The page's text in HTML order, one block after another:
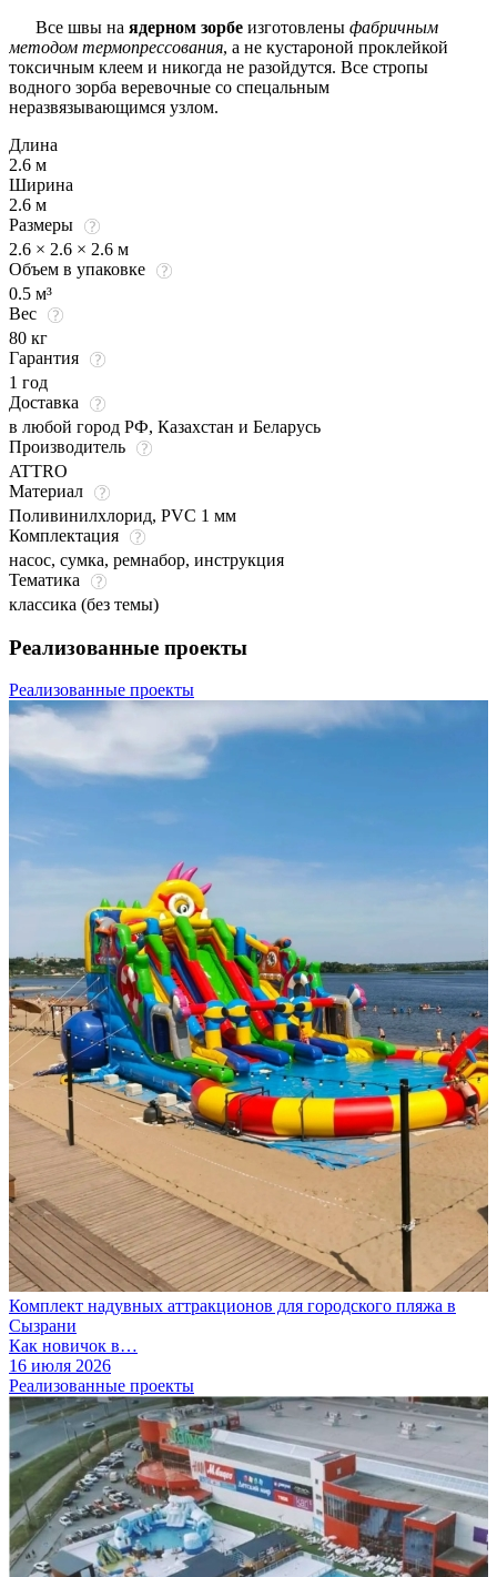
Все швы на ядерном зорбе изготовлены фабричным
методом термопрессования, а не кустароной проклейкой
токсичным клеем и никогда не разойдутся. Все стропы
водного зорба веревочные со спецальным
неразвязывающимся узлом.
Длина
2.6 м
Ширина
2.6 м
Размеры
2.6 × 2.6 × 2.6 м
Объем в упаковке
0.5 м³
Вес
80 кг
Гарантия
1 год
Доставка
в любой город РФ, Казахстан и Беларусь
Производитель
ATTRO
Материал
Поливинилхлорид, PVC 1 мм
Комплектация
насос, сумка, ремнабор, инструкция
Тематика
классика (без темы)
Реализованные проекты
Реализованные проекты
Комплект надувных аттракционов для городского пляжа в
Сызрани
Как новичок в…
16 июля 2026
Реализованные проекты